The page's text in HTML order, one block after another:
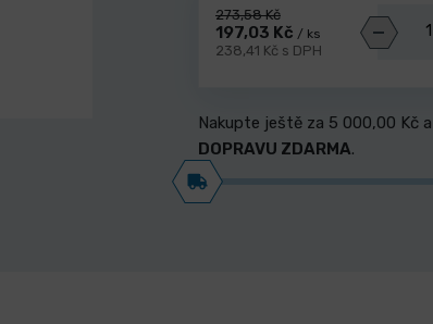
273,58 Kč
197,03 Kč / ks
238,41 Kč s DPH
Nakupte ještě za 5 000,00 Kč
DOPRAVU ZDARMA.